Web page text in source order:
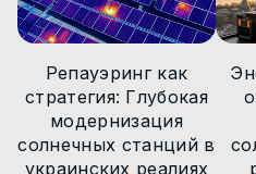
Репауэринг как
стратегия: Глубокая
модернизация
солнечных станций в
украинских реалиях